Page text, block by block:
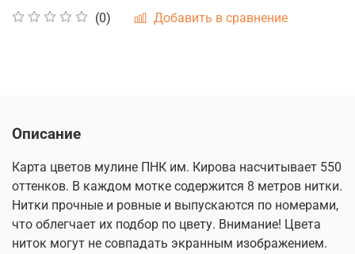
(0) Добавить в сравнение
Описание
Карта цветов мулине ПНК им. Кирова насчитывает 550
оттенков. В каждом мотке содержится 8 метров нитки.
Нитки прочные и ровные и выпускаются по номерами,
что облегчает их подбор по цвету. Внимание! Цвета
ниток могут не совпадать экранным изображением.